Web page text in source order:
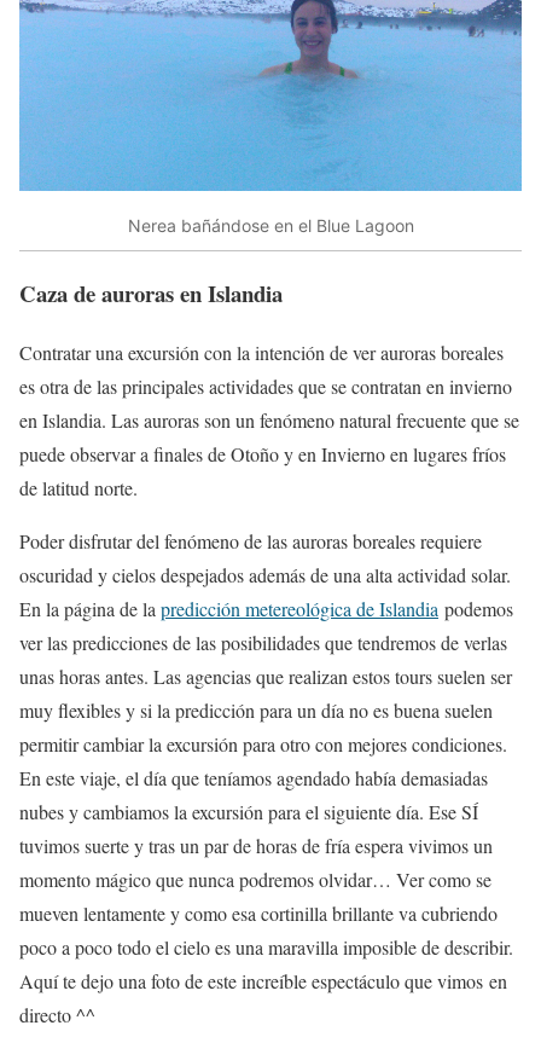
Nerea bañándose en el Blue Lagoon
Caza de auroras en Islandia
Contratar una excursión con la intención de ver auroras boreales
es otra de las principales actividades que se contratan en invierno
en Islandia. Las auroras son un fenómeno natural frecuente que se
puede observar a finales de Otoño y en Invierno en lugares fríos
de latitud norte.
Poder disfrutar del fenómeno de las auroras boreales requiere
oscuridad y cielos despejados además de una alta actividad solar.
En la página de la predicción metereológica de Islandia podemos
ver las predicciones de las posibilidades que tendremos de verlas
unas horas antes. Las agencias que realizan estos tours suelen ser
muy flexibles y si la predicción para un día no es buena suelen
permitir cambiar la excursión para otro con mejores condiciones.
En este viaje, el día que teníamos agendado había demasiadas
nubes y cambiamos la excursión para el siguiente día. Ese SÍ
tuvimos suerte y tras un par de horas de fría espera vivimos un
momento mágico que nunca podremos olvidar… Ver como se
mueven lentamente y como esa cortinilla brillante va cubriendo
poco a poco todo el cielo es una maravilla imposible de describir.
Aquí te dejo una foto de este increíble espectáculo que vimos en
directo ^^